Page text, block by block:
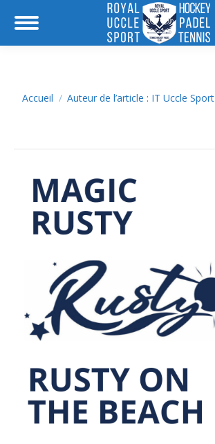
Vous êtes ici :
Accueil Auteur de l’article : IT Uccle Sport